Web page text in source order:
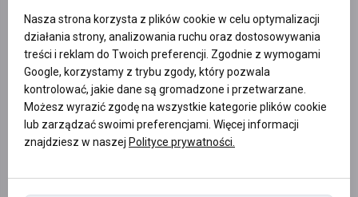
Nasza strona korzysta z plików cookie w celu optymalizacji
działania strony, analizowania ruchu oraz dostosowywania
treści i reklam do Twoich preferencji. Zgodnie z wymogami
Google, korzystamy z trybu zgody, który pozwala
kontrolować, jakie dane są gromadzone i przetwarzane.
Możesz wyrazić zgodę na wszystkie kategorie plików cookie
lub zarządzać swoimi preferencjami. Więcej informacji
znajdziesz w naszej Polityce prywatności.